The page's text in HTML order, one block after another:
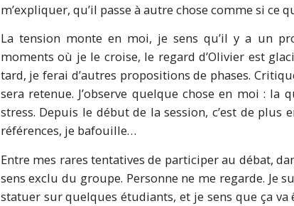
m’expliquer, qu’il passe à autre chose comme si ce
La tension monte en moi, je sens qu’il y a un
moments où je le croise, le regard d’Olivier est
tard, je ferai d’autres propositions de phases.
sera retenue. J’observe quelque chose en moi :
stress. Depuis le début de la session, c’est de
références, je bafouille…
Entre mes rares tentatives de participer au débat,
sens exclu du groupe. Personne ne me regarde. Je
statuer sur quelques étudiants, et je sens que ça